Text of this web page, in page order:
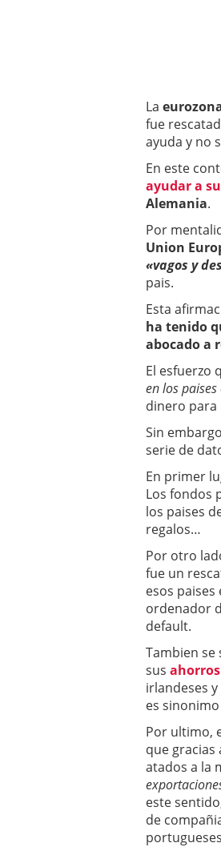
La
fue
ayuda y no
En este
ayudar a
Alemania.
Por
Union
«vagos y
pais.
Esta
ha tenido
abocado a
El esfuerzo
en los
dinero para
Sin
serie de
En primer
Los fondos
los paises
regalos…
Por otro
fue un
esos
ordenador
default.
Tambien
sus ahorros
irlandeses
es
Por ultimo,
que gracias
atados a la
este
de